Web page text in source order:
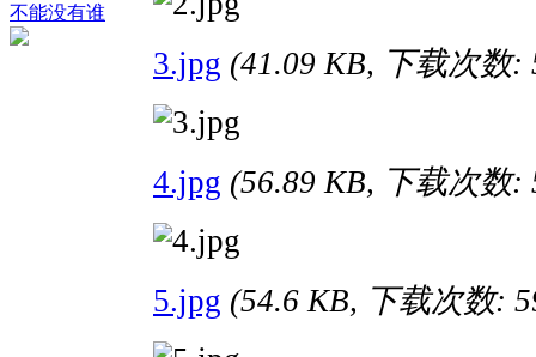
不能没有谁
3.jpg (41.09 KB, 下载次数:
4.jpg (56.89 KB, 下载次数:
5.jpg (54.6 KB, 下载次数: